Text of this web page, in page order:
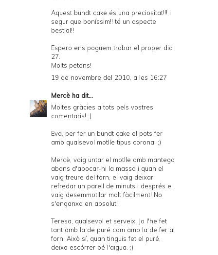
Aquest bundt cake és una preciositat!!! i
segur que boníssim!! té un aspecte
bestial!!
Espero ens poguem trobar el proper dia
27.
Molts petons!
19 de novembre del 2010, a les 16:27
Mercè ha dit...
Moltes gràcies a tots pels vostres
comentaris! :)
Eva, per fer un bundt cake el pots fer
amb qualsevol motlle tipus corona. ;)
Mercè, vaig untar el motlle amb mantega
abans d'abocar-hi la massa i quan el
vaig treure del forn, el vaig deixar
refredar un parell de minuts i després el
vaig desemmotllar molt fàcilment! No
s'enganxa en absolut!
Teresa, qualsevol et serveix. Jo l'he fet
tant amb la de puré com amb la de fer al
forn. Això sí, quan tinguis fet el puré,
deixa escórrer bé l'aigua. ;)